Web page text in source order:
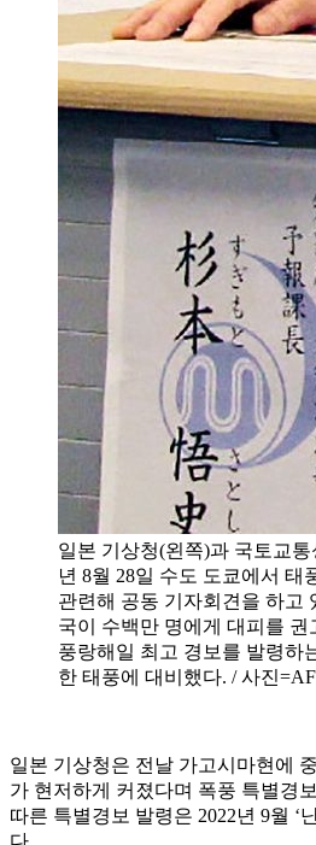
일본 기상청(왼쪽)과 국토교
년 8월 28일 수도 도쿄에서 태
관련해 공동 기자회견을 하고
국이 수백만 명에게 대피를 권
풍랑해일 최고 경보를 발령하
한 태풍에 대비했다. / 사진
일본 기상청은 전날 가고시마현에
가 현저하게 커졌다며 폭풍 특별경
따른 특별경보 발령은 2022년 9월 ‘
다.